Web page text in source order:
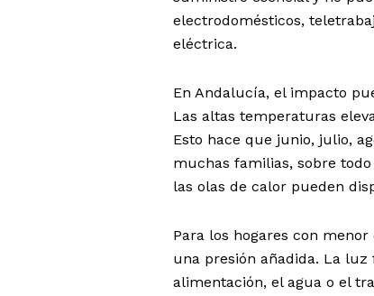
electrodomésticos,
eléctrica.
En Andalucía, el impacto
Las altas temperaturas
Esto hace que junio, julio,
muchas familias, sobre
las olas de calor pueden
Para los hogares con
una presión añadida. La
alimentación, el agua o el